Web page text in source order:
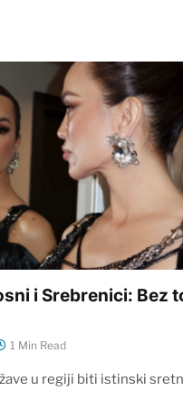
i Srebrenici: Bez
1 Min Read
u regiji biti istinski